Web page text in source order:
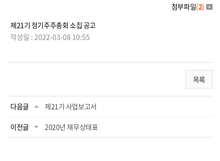
첨부파일(2)
제21기 정기주주총회 소집 공고
작성일 : 2022-03-08 10:55
목록
다음글 제21기 사업보고서
이전글 2020년 재무상태표